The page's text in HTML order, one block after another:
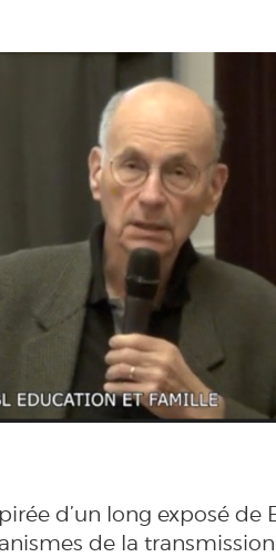
d’un long exposé de
de la